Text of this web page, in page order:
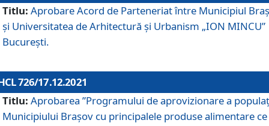
Titlu: Aprobare Acord de Parteneriat între Municipiul
și Universitatea de Arhitectură și Urbanism „ION MINCU”
București.
726/17.12.2021
Titlu: Aprobarea ”Programului de aprovizionare a
Municipiului Braşov cu principalele produse alimentare ce